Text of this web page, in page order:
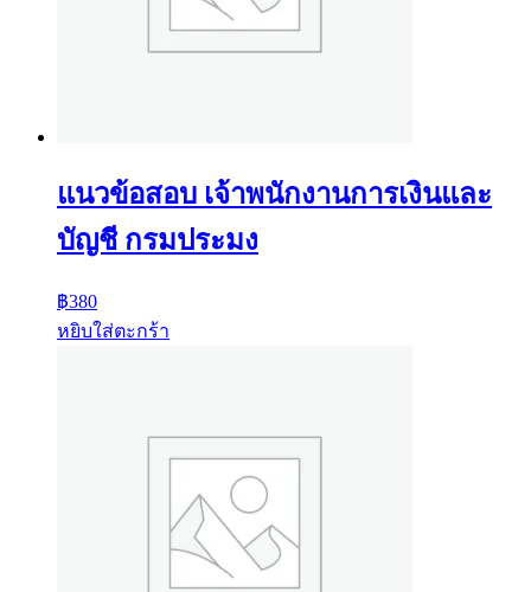
แนวข้อสอบ เจ้าพนักงานการเงินและ
บัญชี กรมประมง
฿380
หยิบใส่ตะกร้า